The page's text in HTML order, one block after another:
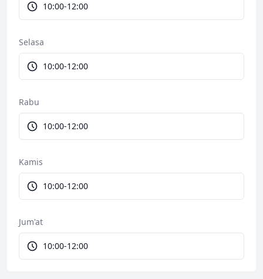
10:00-12:00
Selasa
10:00-12:00
Rabu
10:00-12:00
Kamis
10:00-12:00
Jum'at
10:00-12:00